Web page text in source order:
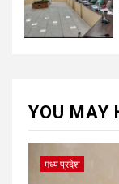
YOU MAY
मध्य प्रदेश